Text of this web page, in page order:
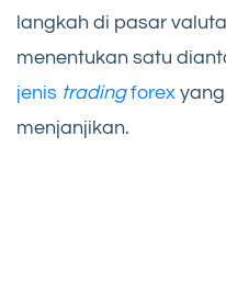
langkah di pasar
menentukan satu
jenis tradingforex
menjanjikan.